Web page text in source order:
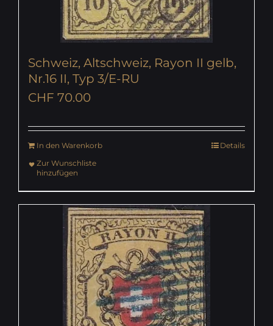
Schweiz, Altschweiz, Rayon II gelb,
Nr.16 II, Typ 3/E-RU
CHF 70.00
In den Warenkorb
Details
Zur Wunschliste
hinzufügen